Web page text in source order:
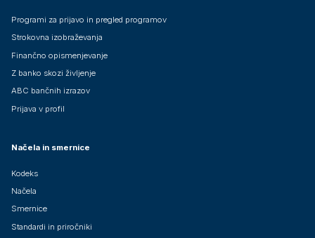
Programi za prijavo in pregled programov
Strokovna izobraževanja
Finančno opismenjevanje
Z banko skozi življenje
ABC bančnih izrazov
Prijava v profil
Načela in smernice
Kodeks
Načela
Smernice
Standardi in priročniki